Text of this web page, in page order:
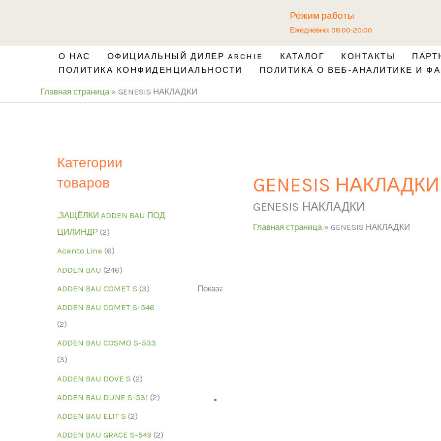
Режим работы
Ежедневно: 08:00-20:00
О НАС ОФИЦИАЛЬНЫЙ ДИЛЕР ARCHIE КАТАЛОГ КОНТАКТЫ
ПОЛИТИКА КОНФИДЕНЦИАЛЬНОСТИ
ПОЛИТИКА О ВЕБ-АНАЛИТИКЕ И
Главная страница » GENESIS НАКЛАДКИ
Категории
товаров
,ЗАЩЁЛКИ ADDEN BAU ПОД
ЦИЛИНДР (2)
Acanto Line (6)
ADDEN BAU (246)
ADDEN BAU COMET S (3)
ADDEN BAU COMET S-546
(2)
ADDEN BAU COSMO S-533
(3)
ADDEN BAU DOVE S (2)
ADDEN BAU DUNE S-531 (2)
ADDEN BAU ELIT S (2)
ADDEN BAU GRACE S-549 (2)
r
c
h
GENESIS НАКЛАДКИ
GENESIS НАКЛАДКИ
Главная страница» GENESIS НАКЛАДКИ
Показаны все (6)